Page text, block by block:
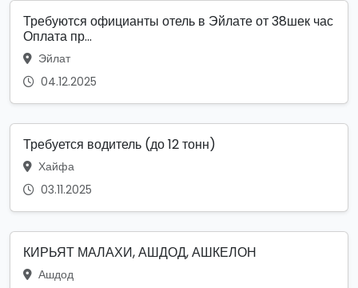
Требуются официанты отель в Эйлате от 38шек час
Оплата пр...
Эйлат
04.12.2025
Требуется водитель (до 12 тонн)
Хайфа
03.11.2025
КИРЬЯТ МАЛАХИ, АШДОД, АШКЕЛОН
Ашдод